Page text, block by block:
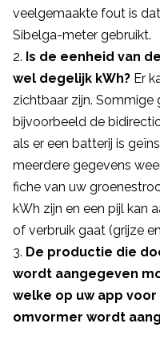
veelgemaakte fout is
Sibelga-meter gebruikt.
Is de eenheid van
wel degelijk kWh? Er
zichtbaar zijn.
bijvoorbeeld de
als er een batterij is
meerdere gegevens
fiche van uw
kWh zijn en een pijl kan
of verbruik gaat (grijze
De productie die
wordt aangegeven
welke op uw app
omvormer wordt